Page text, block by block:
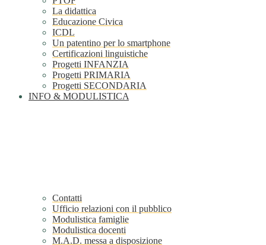
La didattica
Educazione Civica
ICDL
Un patentino per lo smartphone
Certificazioni linguistiche
Progetti INFANZIA
Progetti PRIMARIA
Progetti SECONDARIA
INFO & MODULISTICA
Contatti
Ufficio relazioni con il pubblico
Modulistica famiglie
Modulistica docenti
M.A.D. messa a disposizione